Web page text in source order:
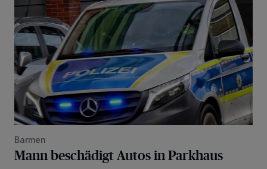
Barmen
Mann beschädigt Autos in Parkhaus